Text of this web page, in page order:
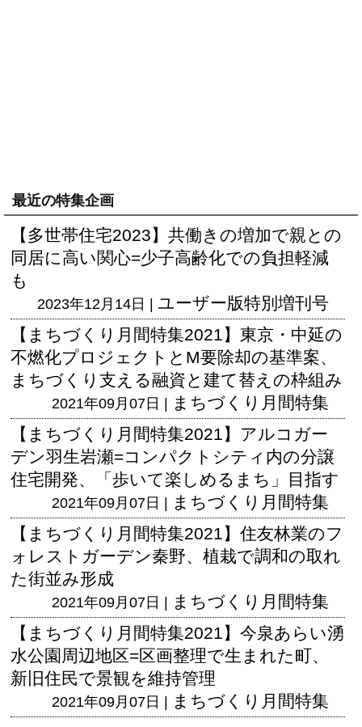
最近の特集企画
【多世帯住宅2023】共働きの増加で親との
同居に高い関心=少子高齢化での負担軽減
も
2023年12月14日 | ユーザー版特別増刊号
【まちづくり月間特集2021】東京・中延の
不燃化プロジェクトとM要除却の基準案、
まちづくり支える融資と建て替えの枠組み
2021年09月07日 | まちづくり月間特集
【まちづくり月間特集2021】アルコガー
デン羽生岩瀬=コンパクトシティ内の分譲
住宅開発、「歩いて楽しめるまち」目指す
2021年09月07日 | まちづくり月間特集
【まちづくり月間特集2021】住友林業のフ
ォレストガーデン秦野、植栽で調和の取れ
た街並み形成
2021年09月07日 | まちづくり月間特集
【まちづくり月間特集2021】今泉あらい湧
水公園周辺地区=区画整理で生まれた町、
新旧住民で景観を維持管理
2021年09月07日 | まちづくり月間特集